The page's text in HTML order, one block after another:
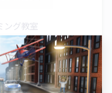
ング教室
神戸舞多聞校